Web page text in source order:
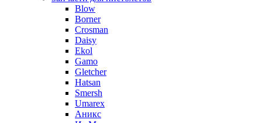
Blow
Borner
Crosman
Daisy
Ekol
Gamo
Gletcher
Hatsan
Smersh
Umarex
Аникс